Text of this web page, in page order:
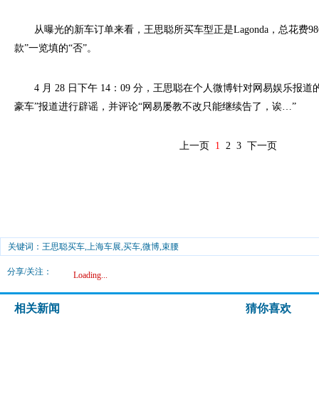
从曝光的新车订单来看，王思聪所买车型正是Lagonda，总花费
款”一览填的“否”。
4 月 28 日下午 14：09 分，王思聪在个人微博针对网易娱乐报道
豪车”报道进行辟谣，并评论“网易屡教不改只能继续告了，诶…”
上一页 1 2 3 下一页
关键词：王思聪买车,上海车展,买车,微博,束腰
分享/关注： Loading...
相关新闻 猜你喜欢